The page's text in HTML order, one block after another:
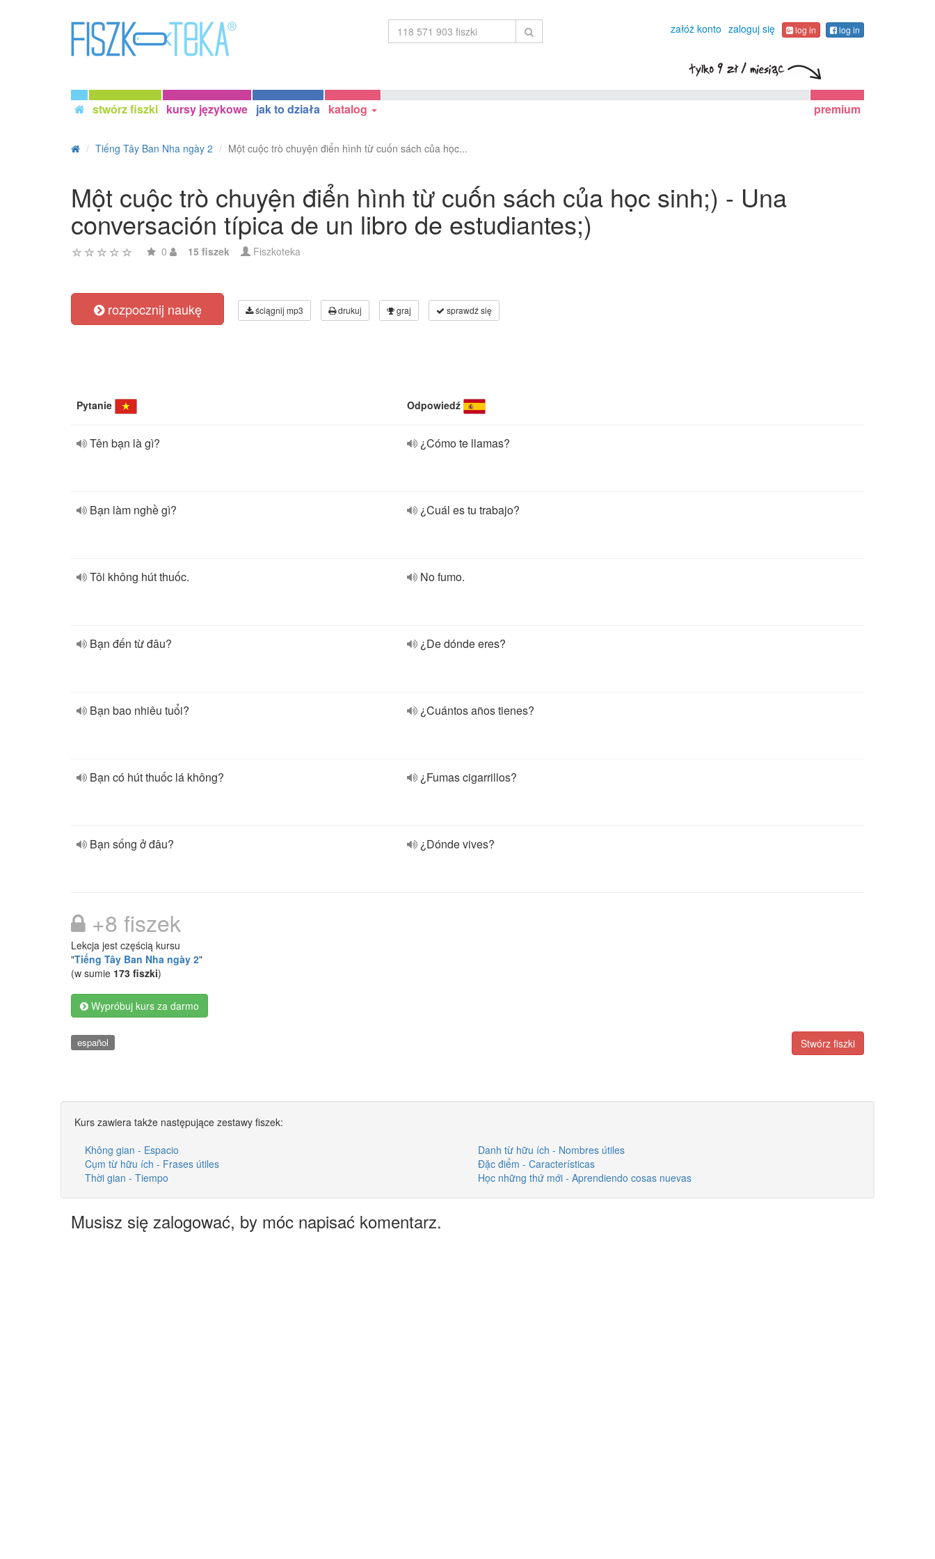
załóż konto zaloguj się log in log in
stwórz fiszki kursy językowe jak to działa katalog premium
Tiếng Tây Ban Nha ngày 2 Một cuộc trò chuyện điển hình từ cuốn sách của học...
Một cuộc trò chuyện điển hình từ cuốn sách của học sinh;) - Una
conversación típica de un libro de estudiantes;)
0 15 fiszek Fiszkoteka
rozpocznij naukę ściągnij mp3 drukuj graj sprawdź się
Pytanie Odpowiedź
Tên bạn là gì? ¿Cómo te llamas?
Bạn làm nghề gì? ¿Cuál es tu trabajo?
Tôi không hút thuốc. No fumo.
Bạn đến từ đâu? ¿De dónde eres?
Bạn bao nhiêu tuổi? ¿Cuántos años tienes?
Bạn có hút thuốc lá không? ¿Fumas cigarrillos?
Bạn sống ở đâu? ¿Dónde vives?
+8 fiszek
Lekcja jest częścią kursu
"Tiếng Tây Ban Nha ngày 2"
(w sumie 173 fiszki)
Wypróbuj kurs za darmo
Stwórz fiszki
español
Kurs zawiera także następujące zestawy fiszek:
Không gian - Espacio
Danh từ hữu ích - Nombres útiles
Cụm từ hữu ích - Frases útiles
Đặc điểm - Características
Thời gian - Tiempo
Học những thứ mới - Aprendiendo cosas nuevas
Musisz się zalogować, by móc napisać komentarz.